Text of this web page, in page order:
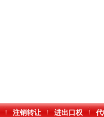
注销转让 进出口权